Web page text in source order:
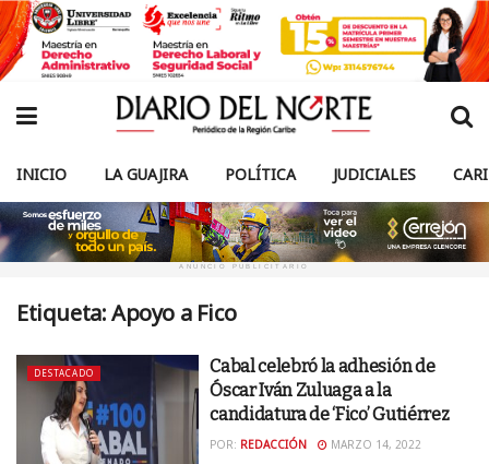
INICIO LA GUAJIRA POLÍTICA JUDICIALES
ANUNCIO PUBLICITARIO
Etiqueta:Apoyo a Fico
DESTACADO
Cabal celebró la adhesión de
Óscar Iván Zuluaga a la
candidatura de ‘Fico’ Gutiérrez
POR: REDACCIÓN MARZO 14, 2022